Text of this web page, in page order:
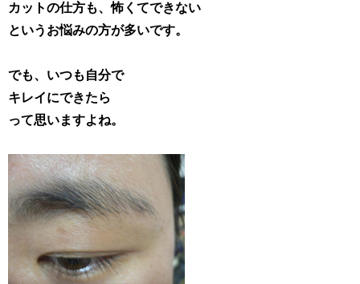
カットの仕方も、怖くてできない
というお悩みの方が多いです。
でも、いつも自分で
キレイにできたら
って思いますよね。